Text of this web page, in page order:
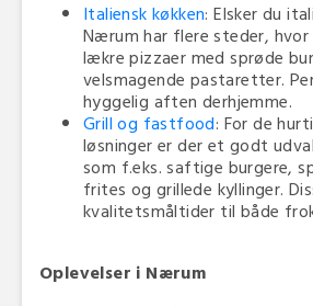
Italiensk køkken: Elsker du
Nærum har flere steder, hvor
lækre pizzaer med sprøde
velsmagende pastaretter.
hyggelig aften derhjemme.
Grill og fastfood: For de
løsninger er der et godt
som f.eks. saftige burgere,
frites og grillede kyllinger.
kvalitetsmåltider til både
Oplevelser i Nærum